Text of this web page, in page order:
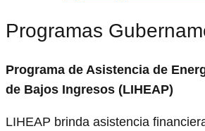
Programas
Programa de Asistencia de
de Bajos Ingresos (LIHEAP)
LIHEAP brinda asistencia